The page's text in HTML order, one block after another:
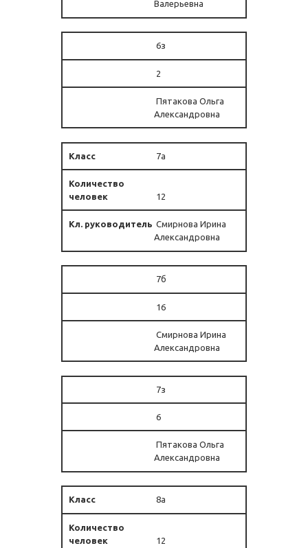
Валерьевна
6з
2
Пятакова Ольга
Александровна
7а
12
Смирнова Ирина
Александровна
7б
16
Смирнова Ирина
Александровна
7з
6
Пятакова Ольга
Александровна
8а
12